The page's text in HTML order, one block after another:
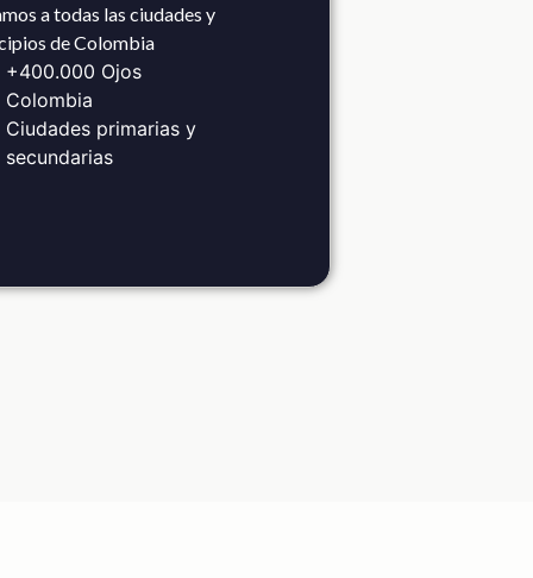
a todas las ciudades y
de Colombia
+400.000 Ojos
Colombia
Ciudades primarias y
secundarias